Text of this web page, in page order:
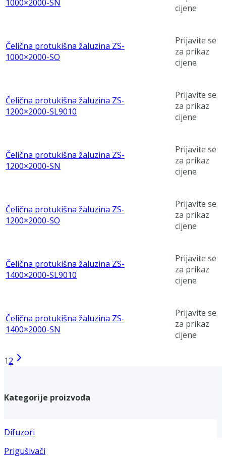
1000×2000-SN
cijene
Čelična protukišna žaluzina ZS-
1000×2000-SO
Prijavite se
za prikaz
cijene
Čelična protukišna žaluzina ZS-
1200×2000-SL9010
Prijavite se
za prikaz
cijene
Čelična protukišna žaluzina ZS-
1200×2000-SN
Prijavite se
za prikaz
cijene
Čelična protukišna žaluzina ZS-
1200×2000-SO
Prijavite se
za prikaz
cijene
Čelična protukišna žaluzina ZS-
1400×2000-SL9010
Prijavite se
za prikaz
cijene
Čelična protukišna žaluzina ZS-
1400×2000-SN
Prijavite se
za prikaz
cijene
12
Kategorije proizvoda
Difuzori
Prigušivači